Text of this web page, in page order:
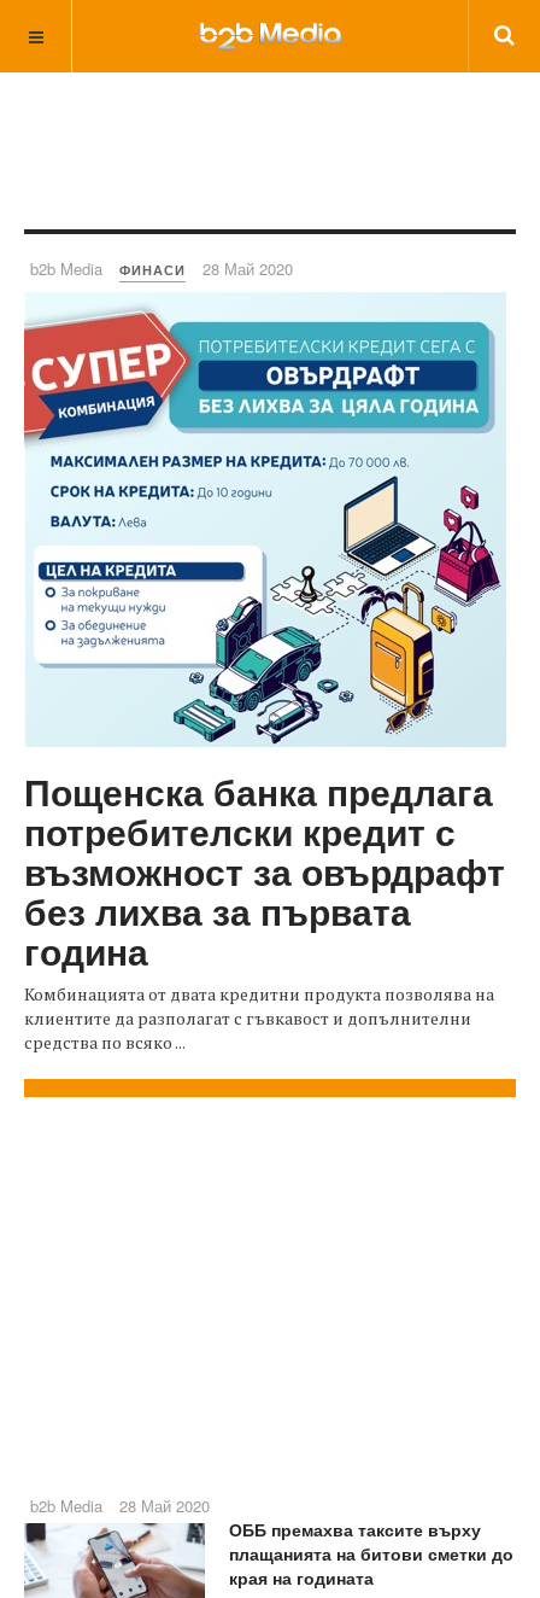
b2b Media ФИНАСИ 28 Май 2020
Пощенска банка предлага
потребителски кредит с
възможност за овърдрафт
без лихва за първата
година
Комбинацията от двата кредитни продукта позволява на
клиентите да разполагат с гъвкавост и допълнителни
средства по всяко ...
b2b Media 28 Май 2020
ОББ премахва таксите върху
плащанията на битови сметки до
края на годината